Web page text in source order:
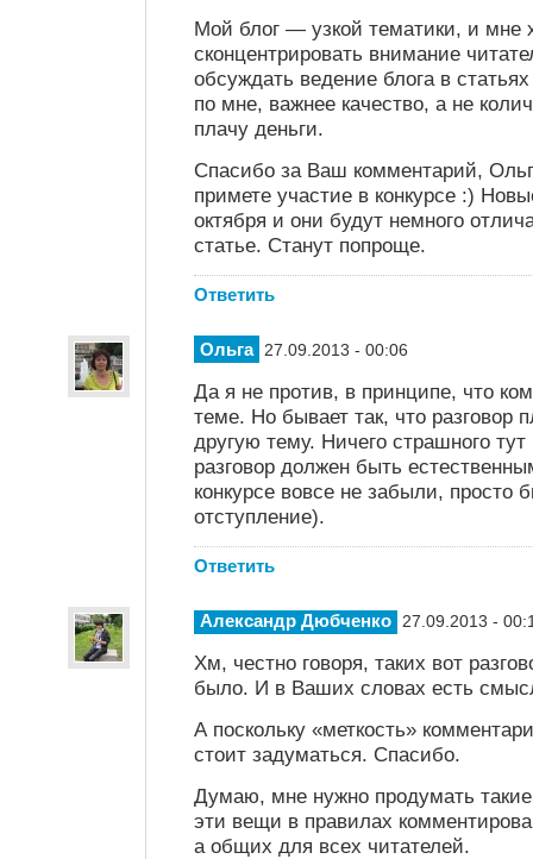
Мой блог — узкой тематики, и мне
сконцентрировать внимание
обсуждать ведение блога в
по мне, важнее качество, а не
плачу деньги.
Спасибо за Ваш комментарий,
примете участие в конкурсе :)
октября и они будут немного
статье. Станут попроще.
Ответить
Ольга 27.09.2013 - 00:06
Да я не против, в принципе, что
теме. Но бывает так, что разговор
другую тему. Ничего страшного
разговор должен быть
конкурсе вовсе не забыли, просто
отступление).
Ответить
Александр Дюбченко 27.09.2013 -
Хм, честно говоря, таких вот
было. И в Ваших словах есть
А поскольку «меткость»
стоит задуматься. Спасибо.
Думаю, мне нужно продумать
эти вещи в правилах
а общих для всех читателей.